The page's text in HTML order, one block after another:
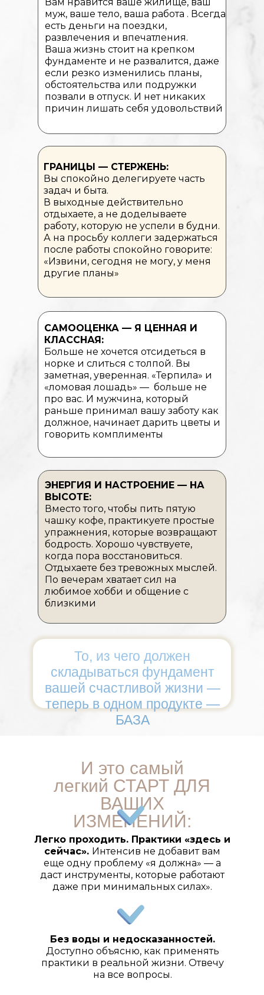
муж, ваше тело, ваша работа . Всегда
есть деньги на поездки,
развлечения и впечатления.
Ваша жизнь стоит на крепком
фундаменте и не развалится, даже
если резко изменились планы,
обстоятельства или подружки
позвали в отпуск. И нет никаких
причин лишать себя удовольствий
ЭНЕРГИЯ И НАСТРОЕНИЕ — НА
ВЫСОТЕ:
Вместо того, чтобы пить пятую
чашку кофе, практикуете простые
упражнения, которые возвращают
бодрость. Хорошо чувствуете,
когда пора восстановиться.
Отдыхаете без тревожных мыслей.
По вечерам хватает сил на
любимое хобби и общение с
близкими
ГРАНИЦЫ — СТЕРЖЕНЬ:
Вы спокойно делегируете часть
задач и быта.
В выходные действительно
отдыхаете, а не доделываете
работу, которую не успели в будни.
А на просьбу коллеги задержаться
после работы спокойно говорите:
«Извини, сегодня не могу, у меня
другие планы»
То, из чего должен
складываться фундамент
вашей счастливой жизни —
теперь в одном продукте —
БАЗА
САМООЦЕНКА — Я ЦЕННАЯ И
КЛАССНАЯ:
Больше не хочется отсидеться в
норке и слиться с толпой. Вы
заметная, уверенная. «Терпила» и
«ломовая лошадь» — больше не
про вас. И мужчина, который
раньше принимал вашу заботу как
должное, начинает дарить цветы и
говорить комплименты
И это самый
легкий СТАРТ ДЛЯ
ВАШИХ
ИЗМЕНЕНИЙ:
Без воды и недосказанностей.
Доступно объясню, как применять
практики в реальной жизни. Отвечу
на все вопросы.
Легко проходить. Практики «здесь и
сейчас». Интенсив не добавит вам
еще одну проблему «я должна» — а
даст инструменты, которые работают
даже при минимальных силах».